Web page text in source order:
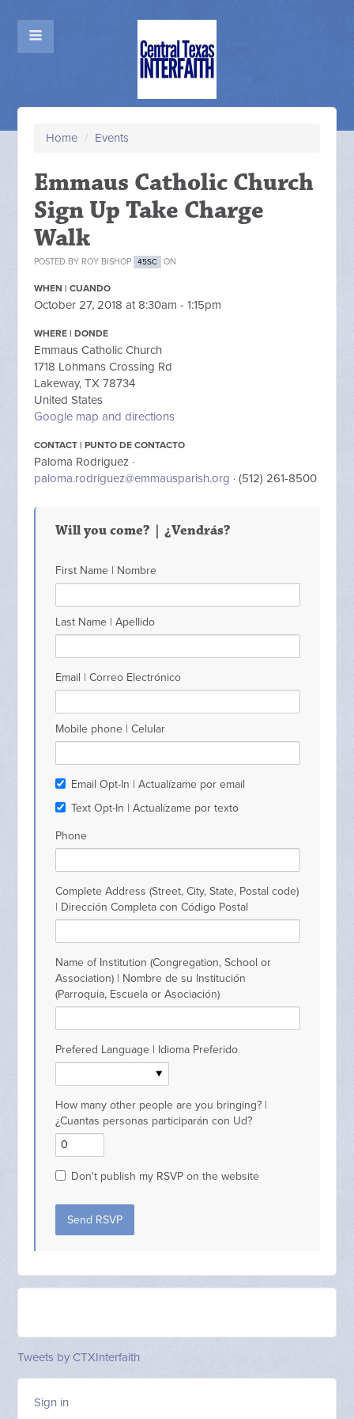
Home / Events
Emmaus Catholic Church
Sign Up Take Charge
Walk
POSTED BY ROY BISHOP 45SC ON
WHEN | CUANDO
October 27, 2018 at 8:30am - 1:15pm
WHERE | DONDE
Emmaus Catholic Church
1718 Lohmans Crossing Rd
Lakeway, TX 78734
United States
Google map and directions
CONTACT | PUNTO DE CONTACTO
Paloma Rodriguez ·
paloma.rodriguez@emmausparish.org · (512) 261-8500
Will you come? | ¿Vendrás?
First Name | Nombre
Last Name | Apellido
Email | Correo Electrónico
Mobile phone | Celular
Email Opt-In | Actualízame por email
Text Opt-In | Actualízame por texto
Phone
Complete Address (Street, City, State, Postal code)
| Dirección Completa con Código Postal
Name of Institution (Congregation, School or
Association) | Nombre de su Institución
(Parroquia, Escuela or Asociación)
Prefered Language | Idioma Preferido
How many other people are you bringing? |
¿Cuantas personas participarán con Ud?
Don't publish my RSVP on the website
Tweets by CTXInterfaith
Sign in